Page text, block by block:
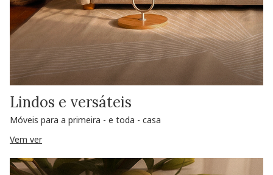
Lindos e versáteis
Móveis para a primeira - e toda - casa
Vem ver